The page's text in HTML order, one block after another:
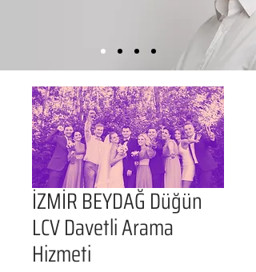
İZMİR BEYDAĞ Düğün
LCV Davetli Arama
Hizmeti